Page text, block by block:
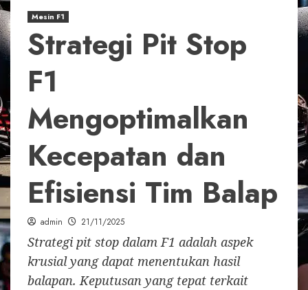
Mesin F1
Strategi Pit Stop
F1
Mengoptimalkan
Kecepatan dan
Efisiensi Tim Balap
admin 21/11/2025
Strategi pit stop dalam F1 adalah aspek
krusial yang dapat menentukan hasil
balapan. Keputusan yang tepat terkait